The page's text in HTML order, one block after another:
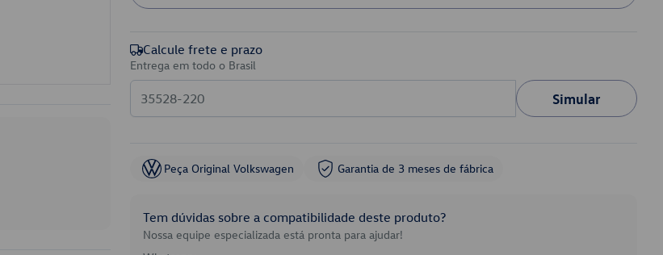
Calcule frete e prazo
Entrega em todo o Brasil
Simular
Peça Original Volkswagen Garantia de 3 meses de fábrica
Tem dúvidas sobre a compatibilidade deste produto?
Nossa equipe especializada está pronta para ajudar!